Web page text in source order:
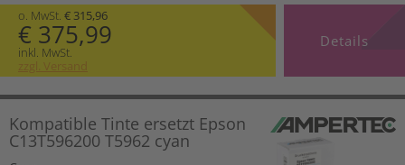
o. MwSt. € 315,96
€ 375,99
inkl. MwSt.
zzgl. Versand
Details
Kompatible Tinte ersetzt Epson
C13T596200 T5962 cyan